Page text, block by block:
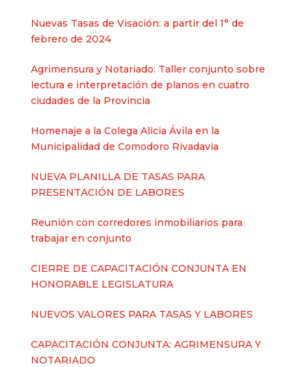
Nuevas Tasas de Visación: a partir del 1° de
febrero de 2024
Agrimensura y Notariado: Taller conjunto sobre
lectura e interpretación de planos en cuatro
ciudades de la Provincia
Homenaje a la Colega Alicia Ávila en la
Municipalidad de Comodoro Rivadavia
NUEVA PLANILLA DE TASAS PARA
PRESENTACIÓN DE LABORES
Reunión con corredores inmobiliarios para
trabajar en conjunto
CIERRE DE CAPACITACIÓN CONJUNTA EN
HONORABLE LEGISLATURA
NUEVOS VALORES PARA TASAS Y LABORES
CAPACITACIÓN CONJUNTA: AGRIMENSURA Y
NOTARIADO